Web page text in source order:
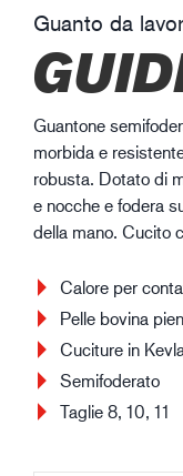
Guanto da
Guantone
morbida e
robusta. Dotato di
e nocche e fodera
della mano. Cucito
Calore per
Pelle bovina
Cuciture in
Semifoderato
Taglie 8, 10, 11